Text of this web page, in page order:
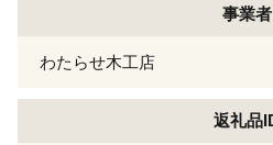
事業者
わたらせ木工店
返礼品